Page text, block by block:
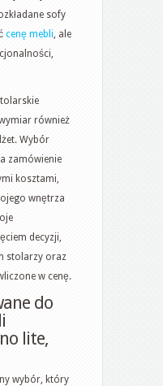
sofy
cenę mebli, ale
również
Wybór
zamówienie
kosztami,
wnętrza
decyzji,
stolarzy oraz
w cenę.
do
lite,
wybór, który